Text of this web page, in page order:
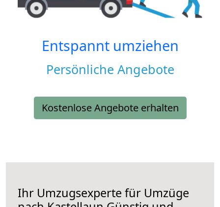
Entspannt umziehen
Persönliche Angebote
Kostenlose Angebote erhalten
Ihr Umzugsexperte für Umzüge